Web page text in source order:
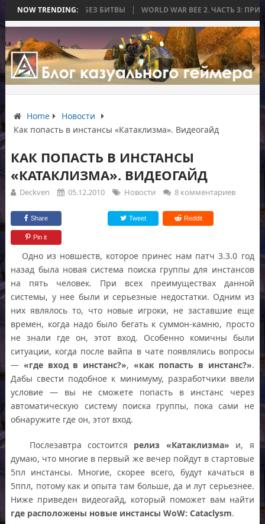
NOW TRENDING:
ЗАКОНЧИЛАСЬ БЕЗ БИТВЫ WORLD WAR BEE 2. ЧАСТЬ 3:
Home
Новости
Как попасть в инстансы «Катаклизма». Видеогайд
КАК ПОПАСТЬ В ИНСТАНСЫ
«КАТАКЛИЗМА». ВИДЕОГАЙД
Deckven 05.12.2010 Новости 8 комментариев
Share Tweet Reddit
Pin it
Одно из новшеств, которое принес нам патч 3.3.0 год
назад была новая система поиска группы для инстансов
на пять человек. При всех преимуществах данной
системы, у нее были и серьезные недостатки. Одним из
них являлось то, что новые игроки, не заставшие еще
времен, когда надо было бегать к суммон-камню, просто
не знали где он, этот вход. Особенно комичны были
ситуации, когда после вайпа в чате появлялись вопросы
—«где вход в инстанс?», «как попасть в инстанс?».
Дабы свести подобное к минимуму, разработчики ввели
условие — вы не сможете попасть в инстанс через
автоматическую систему поиска группы, пока сами не
обнаружите где он, этот вход.
Послезавтра состоится релиз «Катаклизма» и, я
думаю, что многие в первый же вечер пойдут в стартовые
5пл инстансы. Многие, скорее всего, будут качаться в
5ппл, потому как и опыта там больше, да и лут серьезнее.
Ниже приведен видеогайд, который поможет вам найти
где расположены новые инстансы WoW: Cataclysm.